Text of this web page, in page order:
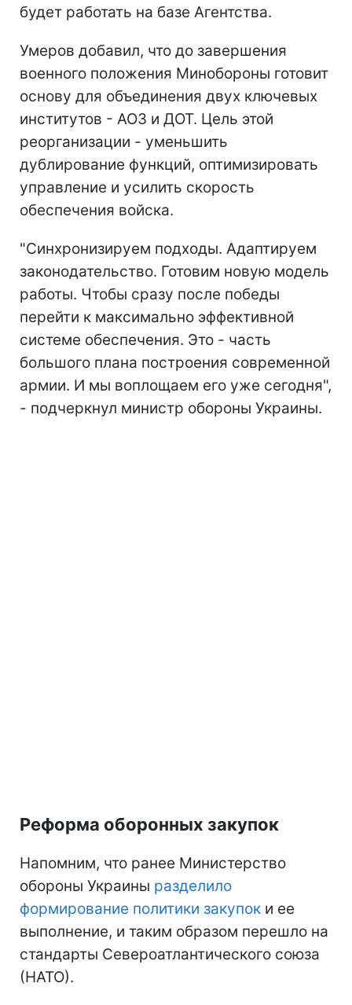
будет работать на базе Агентства.
Умеров добавил, что до завершения
военного положения Минобороны готовит
основу для объединения двух ключевых
институтов - АОЗ и ДОТ. Цель этой
реорганизации - уменьшить
дублирование функций, оптимизировать
управление и усилить скорость
обеспечения войска.
"Синхронизируем подходы. Адаптируем
законодательство. Готовим новую модель
работы. Чтобы сразу после победы
перейти к максимально эффективной
системе обеспечения. Это - часть
большого плана построения современной
армии. И мы воплощаем его уже сегодня",
- подчеркнул министр обороны Украины.
Реформа оборонных закупок
Напомним, что ранее Министерство
обороны Украины разделило
формирование политики закупок и ее
выполнение, и таким образом перешло на
стандарты Североатлантического союза
(НАТО).